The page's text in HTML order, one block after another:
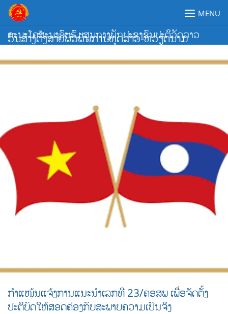
Skip
content
ຄະນະໂຄສະນາອົບຮົມສູນກາງພັກປະຊາຊົນປະຕິວັດລາວ
MENU
ວັນສ້າງຕັ້ງສາຍພົວພັນການທູດລາວ-ຫວຽດນາມ
ກຳແໜ້ນແຈ້ງການແນະນຳເລກທີ 23/ຄອສພ ເພື່ອຈັດຕັ້ງ
ປະຕິບັດໃຫ້ສອດຄ່ອງກັບສະພາບຄວາມເປັນຈິງ